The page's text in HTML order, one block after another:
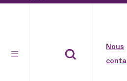
Nous